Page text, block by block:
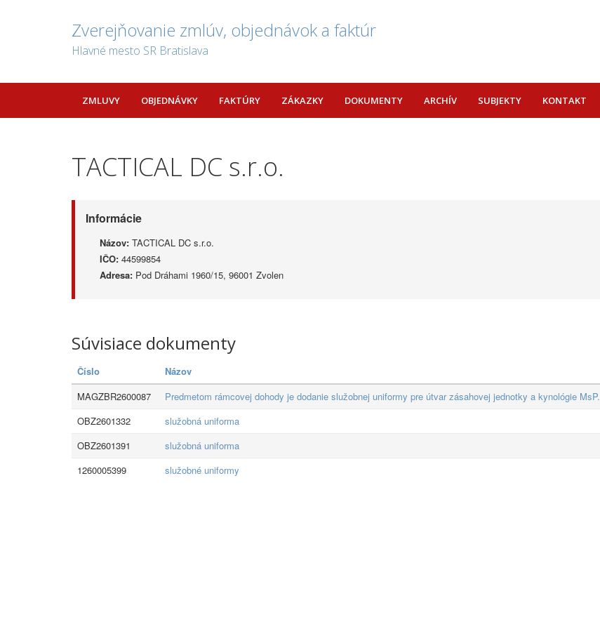
Zverejňovanie zmlúv, objednávok a faktúr
Hlavné mesto SR Bratislava
ZMLUVY OBJEDNÁVKY FAKTÚRY ZÁKAZKY DOKUMENTY ARCHÍV SUBJEKTY KONTAKT
TACTICAL DC s.r.o.
Informácie
Názov: TACTICAL DC s.r.o.
IČO: 44599854
Adresa: Pod Dráhami 1960/15, 96001 Zvolen
Súvisiace dokumenty
Číslo Názov
MAGZBR2600087
Predmetom rámcovej dohody je dodanie služobnej uniformy pre útvar zásahovej jednotky a kynológie MsP.
OBZ2601332
služobná uniforma
OBZ2601391
služobná uniforma
1260005399
služobné uniformy